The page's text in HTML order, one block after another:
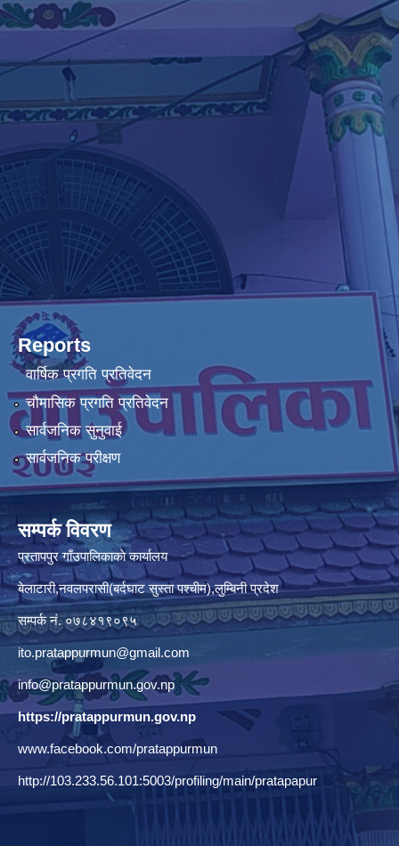
Reports
वार्षिक प्रगति प्रतिवेदन
चौमासिक प्रगति प्रतिवेदन
सार्वजनिक सुनुवाई
सार्वजनिक परीक्षण
सम्पर्क विवरण
प्रतापपुर गाँउपालिकाकाे कार्यालय
बेलाटारी,नवलपरासी(बर्दघाट सुस्ता पश्चीम),लुम्बिनी प्रदेश
सम्पर्क नं. ०७८४१९०९५
ito.pratappurmun@gmail.com
info@pratappurmun.gov.np
https://pratappurmun.gov.np
www.facebook.com/pratappurmun
http://103.233.56.101:5003/profiling/main/pratapapur